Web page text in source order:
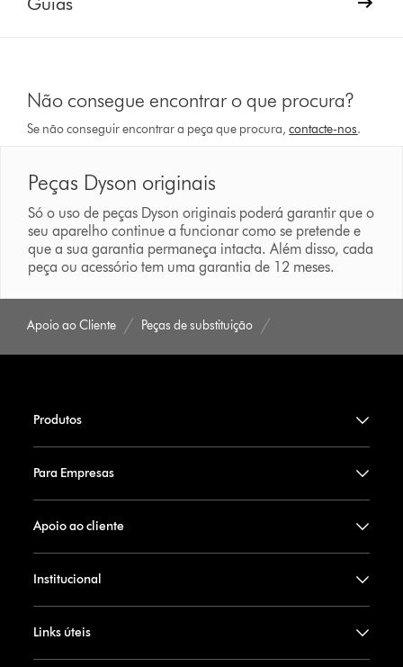
Não consegue encontrar o que procura?
Se não conseguir encontrar a peça que procura,contacte-nos.
Peças Dyson originais
Só o uso de peças Dyson originais poderá garantir que o
seu aparelho continue a funcionar como se pretende e
que a sua garantia permaneça intacta. Além disso, cada
peça ou acessório tem uma garantia de 12 meses.
Apoio ao Cliente Peças de substituição
Produtos
Para Empresas
Apoio ao cliente
Institucional
Links úteis